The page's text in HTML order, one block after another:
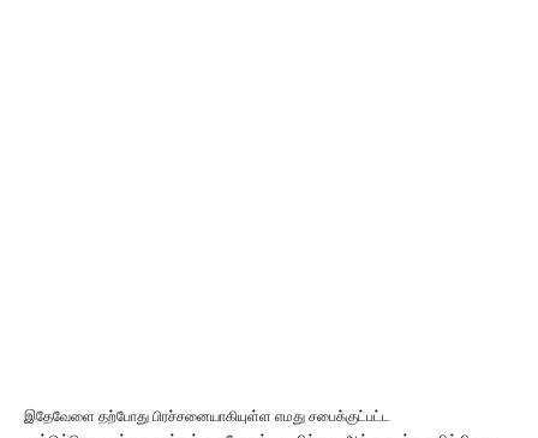
இதேவேளை தற்போது பிரச்சனையாகியுள்ள எமது சபைக்குட்பட்ட